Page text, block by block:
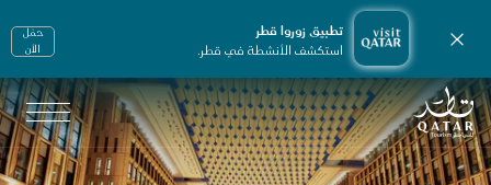
تطبيق زوروا قطر
استكشف الأنشطة في قطر.
حمّل
الأن
إغلاق الإشعارات
الصفحة الرئيسية لموقع VisitQatar